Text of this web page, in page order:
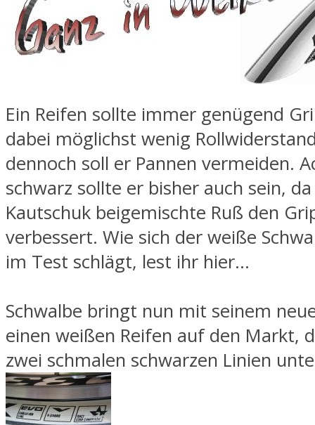
Ein Reifen sollte immer genügend
dabei möglichst wenig
dennoch soll er Pannen vermeiden.
schwarz sollte er bisher auch sein,
Kautschuk beigemischte Ruß den
verbessert. Wie sich der weiße
im Test schlägt, lest ihr hier…
Schwalbe bringt nun mit seinem
einen weißen Reifen auf den Markt,
zwei schmalen schwarzen Linien